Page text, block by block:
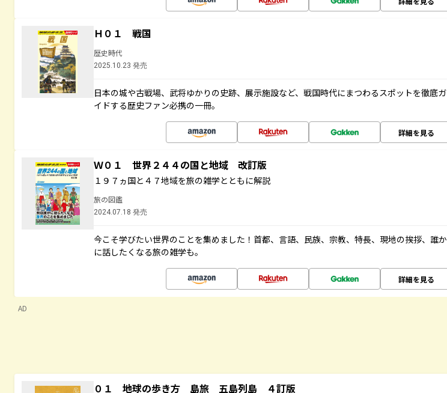
Ｈ０１ 戦国
歴史時代
2025.10.23 発売
日本の城や古戦場、武将ゆかりの史跡、展示施設など、戦国時代にまつわるスポットを徹底ガ
イドする歴史ファン必携の一冊。
詳細を見る
Ｗ０１ 世界２４４の国と地域 改訂版
１９７ヵ国と４７地域を旅の雑学とともに解説
旅の図鑑
2024.07.18 発売
今こそ学びたい世界のことを集めました！首都、言語、民族、宗教、特長、現地の挨拶、誰か
に話したくなる旅の雑学も。
詳細を見る
AD
０１ 地球の歩き方 島旅 五島列島 ４訂版